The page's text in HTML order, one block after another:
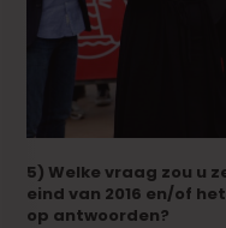
5) Welke vraag zou u
eind van 2016 en/of
op antwoorden?